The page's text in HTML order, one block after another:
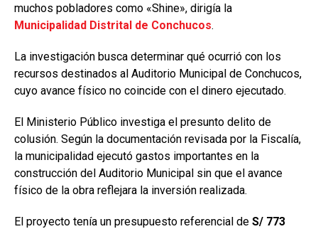
muchos pobladores como «Shine», dirigía la
Municipalidad Distrital de Conchucos.
La investigación busca determinar qué ocurrió con los
recursos destinados al Auditorio Municipal de Conchucos,
cuyo avance físico no coincide con el dinero ejecutado.
El Ministerio Público investiga el presunto delito de
colusión. Según la documentación revisada por la Fiscalía,
la municipalidad ejecutó gastos importantes en la
construcción del Auditorio Municipal sin que el avance
físico de la obra reflejara la inversión realizada.
El proyecto tenía un presupuesto referencial de S/ 773